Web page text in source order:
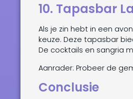
10. Tapasbar
Als je zin hebt in een
keuze. Deze tapasbar
De cocktails en sangria
Aanrader: Probeer de
Conclusie